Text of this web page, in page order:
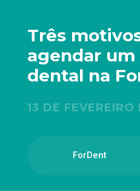
Três
agendar
dental na
13 DE
ForDent